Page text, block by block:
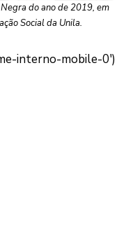
do ano de 2019, em
Social da Unila.